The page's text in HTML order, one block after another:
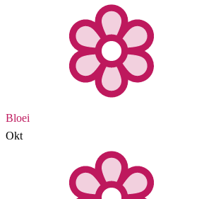
Bloei
Okt